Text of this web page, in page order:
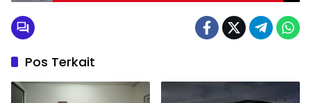
Pos Terkait